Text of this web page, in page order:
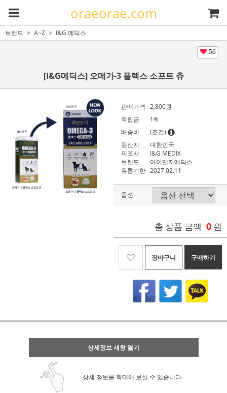
oraeorae.com
브랜드 A~Z I&G 메딕스
56
[I&G메딕스] 오메가-3 플렉스 소프트 츄
판매가격 2,800원
적립금
1%
배송비
(조건)
원산지
대한민국
제조사
I&G MEDIX
브랜드
아이앤지메딕스
유통기한 2027.02.11
옵션
총 상품 금액 0 원
장바구니 구매하기
상세정보 새창 열기
상세 정보를 확대해 보실 수 있습니다.